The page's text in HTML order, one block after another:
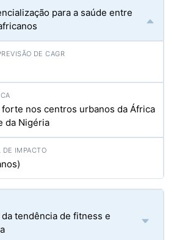
para a saúde entre
nos centros urbanos da África
da Nigéria
tendência de fitness e